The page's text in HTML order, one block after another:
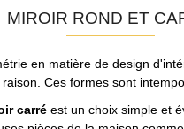
MIROIR ROND ET
en matière de design
raison. Ces formes sont
carréest un choix simple et